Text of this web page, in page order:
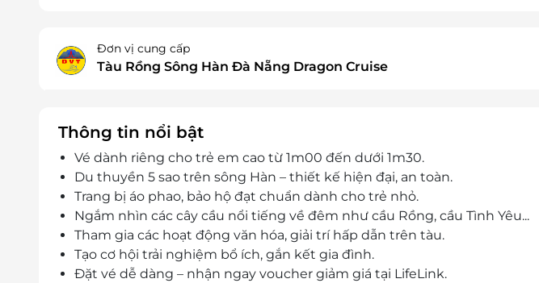
Đơn vị cung cấp
Tàu Rồng Sông Hàn Đà Nẵng Dragon Cruise
Thông tin nổi bật
Vé dành riêng cho trẻ em cao từ 1m00 đến dưới 1m30.
Du thuyền 5 sao trên sông Hàn – thiết kế hiện đại, an toàn.
Trang bị áo phao, bảo hộ đạt chuẩn dành cho trẻ nhỏ.
Ngắm nhìn các cây cầu nổi tiếng về đêm như cầu Rồng, cầu Tình Yêu...
Tham gia các hoạt động văn hóa, giải trí hấp dẫn trên tàu.
Tạo cơ hội trải nghiệm bổ ích, gắn kết gia đình.
Đặt vé dễ dàng – nhận ngay voucher giảm giá tại LifeLink.